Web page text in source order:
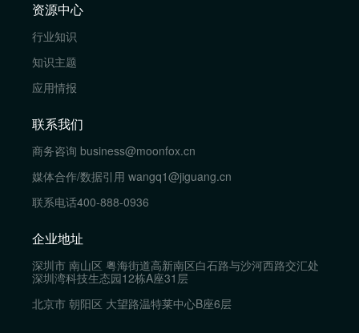
资源中心
行业知识
知识主题
应用情报
联系我们
商务咨询 business@moonfox.cn
媒体合作/数据引用 wangq1@jiguang.cn
联系电话400-888-0936
企业地址
深圳市 南山区 粤海街道高新南区白石路与沙河西路交汇处
深圳湾科技生态园12栋A座31层
北京市 朝阳区 大望路温特莱中心B座6层